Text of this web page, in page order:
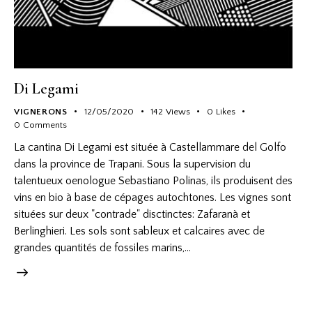
Di Legami
VIGNERONS 12/05/2020 142 Views 0 Likes
0 Comments
La cantina Di Legami est située à Castellammare del Golfo
dans la province de Trapani. Sous la supervision du
talentueux oenologue Sebastiano Polinas, ils produisent des
vins en bio à base de cépages autochtones. Les vignes sont
situées sur deux "contrade" disctinctes: Zafaranà et
Berlinghieri. Les sols sont sableux et calcaires avec de
grandes quantités de fossiles marins,…